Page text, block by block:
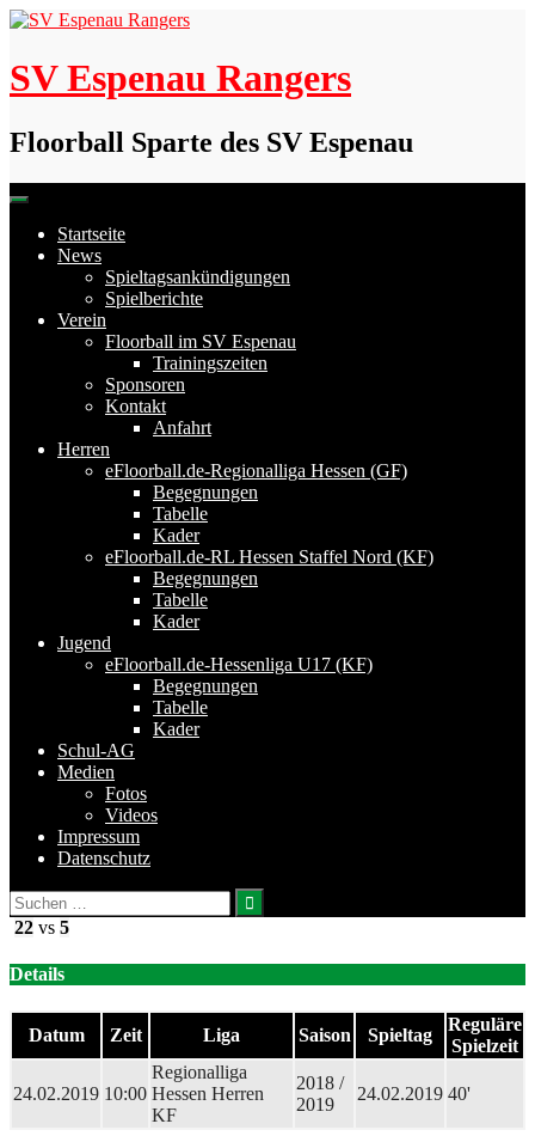
Skip
content
SV Espenau Rangers
Floorball Sparte des SV Espenau
Startseite
News
Spieltagsankündigungen
Spielberichte
Verein
Floorball im SV Espenau
Trainingszeiten
Sponsoren
Kontakt
Anfahrt
Herren
eFloorball.de-Regionalliga Hessen (GF)
Begegnungen
Tabelle
Kader
eFloorball.de-RL Hessen Staffel Nord (KF)
Begegnungen
Tabelle
Kader
Jugend
eFloorball.de-Hessenliga U17 (KF)
Begegnungen
Tabelle
Kader
Schul-AG
Medien
Fotos
Videos
Impressum
Datenschutz
Suchen
nach:
22 vs 5
Details
Datum Zeit Liga Saison Spieltag
Reguläre
Spielzeit
24.02.2019 10:00
Regionalliga
Hessen Herren
KF
2018 /
2019
24.02.2019 40'